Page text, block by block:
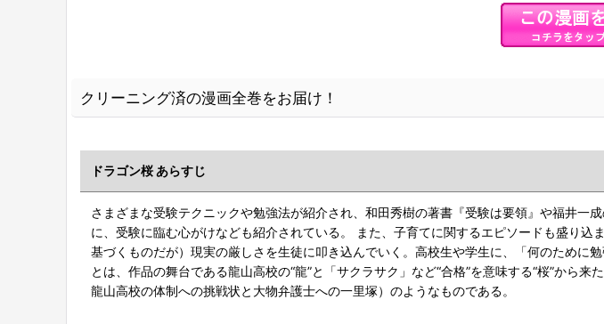
クリーニング済の漫画全巻をお届け！
ドラゴン桜 あらすじ
さまざまな受験テクニックや勉強法が紹介され、和田秀樹の著書『受験は要領』や福井一
に、受験に臨む心がけなども紹介されている。 また、子育てに関するエピソードも盛り
基づくものだが）現実の厳しさを生徒に叩き込んでいく。高校生や学生に、「何のため
とは、作品の舞台である龍山高校の“龍”と「サクラサク」など“合格”を意味する“桜”から
龍山高校の体制への挑戦状と大物弁護士への一里塚）のようなものである。